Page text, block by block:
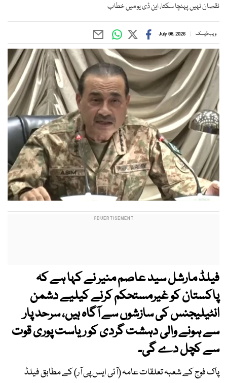
نقصان نہیں پہنچا سکتا، این ڈی یو میں خطاب
ویب ڈیسک July 08, 2026
فیلڈ مارشل سید عاصم منیر نے کہا ہے کہ
پاکستان کو غیرمستحکم کرنے کیلیے دشمن
انٹیلیجنس کی سازشوں سے آگاہ ہیں، سرحد پار
سے ہونے والی دہشت گردی کو ریاست پوری قوت
سے کچل دے گی۔
پاک فوج کے شعبہ تعلقات عامہ (آئی ایس پی آر) کے مطابق فیلڈ